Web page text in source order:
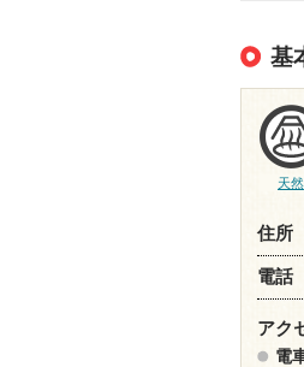
基
天然
住所
電話
アク
電